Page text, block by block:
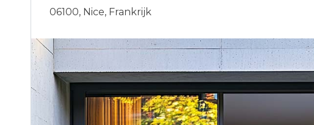
06100, Nice, Frankrijk